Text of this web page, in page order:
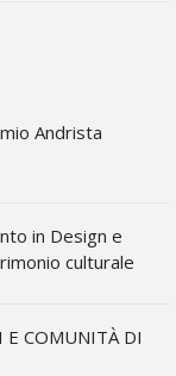
Andrista
in Design e
culturale
E COMUNITÀ DI